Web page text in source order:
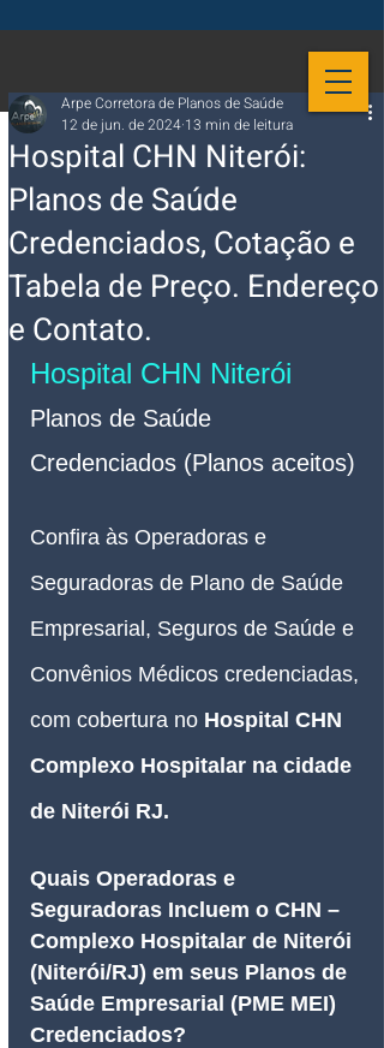
Hospital CHN Niterói:
Planos de Saúde
Credenciados, Cotação e
Tabela de Preço. Endereço
e Contato.
Arpe Corretora de Planos de Saúde
12 de jun. de 2024 13 min de leitura
Hospital CHN Niterói
Planos de Saúde
Credenciados (Planos aceitos)
Confira às Operadoras e
Seguradoras de Plano de Saúde
Empresarial, Seguros de Saúde e
Convênios Médicos credenciadas,
com cobertura no Hospital CHN
Complexo Hospitalar na cidade
de Niterói RJ.
Quais Operadoras e
Seguradoras Incluem o CHN –
Complexo Hospitalar de Niterói
(Niterói/RJ) em seus Planos de
Saúde Empresarial (PME MEI)
Credenciados?